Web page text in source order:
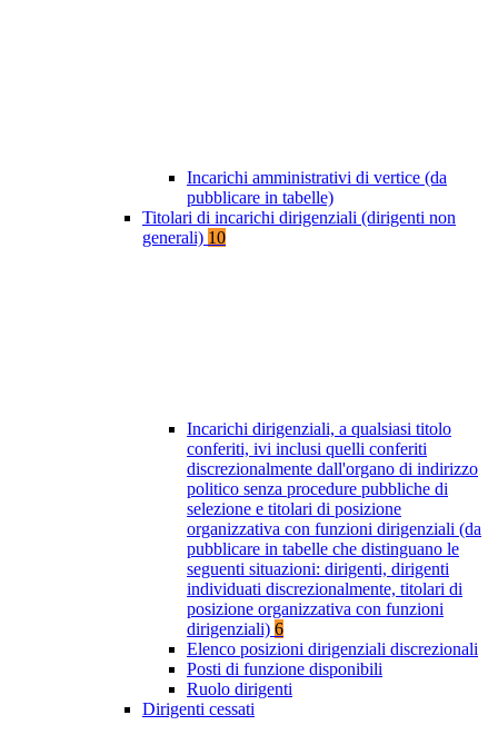
Incarichi amministrativi di vertice (da
pubblicare in tabelle)
Titolari di incarichi dirigenziali (dirigenti non
generali) 10
Incarichi dirigenziali, a qualsiasi titolo
conferiti, ivi inclusi quelli conferiti
discrezionalmente dall'organo di indirizzo
politico senza procedure pubbliche di
selezione e titolari di posizione
organizzativa con funzioni dirigenziali (da
pubblicare in tabelle che distinguano le
seguenti situazioni: dirigenti, dirigenti
individuati discrezionalmente, titolari di
posizione organizzativa con funzioni
dirigenziali) 6
Elenco posizioni dirigenziali discrezionali
Posti di funzione disponibili
Ruolo dirigenti
Dirigenti cessati